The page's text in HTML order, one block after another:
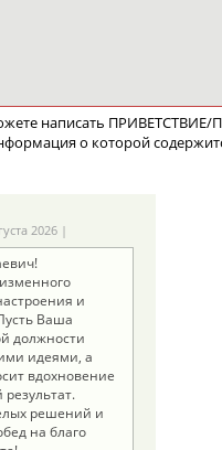
написать
о которой
2026 |
и
Ваша
должности
идеями, а
вдохновение
решений и
на благо